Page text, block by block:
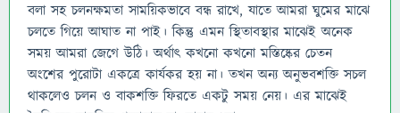
বলা সহ চলনক্ষমতা সাময়িকভাবে বন্ধ রাখে, যাতে আমরা ঘুমের মাঝে
চলতে গিয়ে আঘাত না পাই। কিন্তু এমন স্থিতাবস্থার মাঝেই অনেক
সময় আমরা জেগে উঠি। অর্থাৎ কখনো কখনো মস্তিষ্কের চেতন
অংশের পুরোটা একত্রে কার্যকর হয় না। তখন অন্য অনুভবশক্তি সচল
থাকলেও চলন ও বাকশক্তি ফিরতে একটু সময় নেয়। এর মাঝেই